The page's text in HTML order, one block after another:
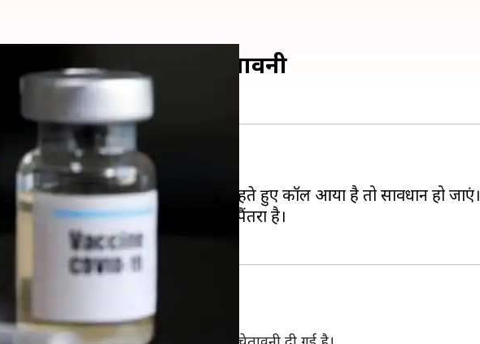
स्कैम', सरकार ने दी चेतावनी
फ्रॉड करने वाले भी पीछे नहीं हैं।
या OTP वेरिफाइ करवाने की बात कहते हुए कॉल आया है तो सावधान हो जाएं।
है लेकिन यह स्कैम करने वालों का नया पैंतरा है।